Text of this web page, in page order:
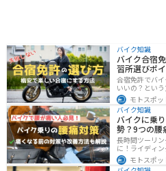
バイク知識
バイク合宿
習所選びポ
合宿免許でバ
いいの？とい
た教習所を選
ントは9つです
て楽しみたい人
モトスポッ
バイク知識
バイクに乗
勢？9つの腰
長時間ツーリ
に！ライディ
への負担、今
解説。腰痛対
モトスポッ